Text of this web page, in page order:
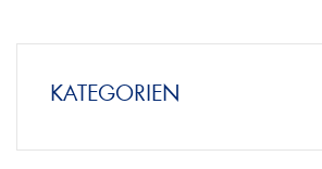
KATEGORIEN